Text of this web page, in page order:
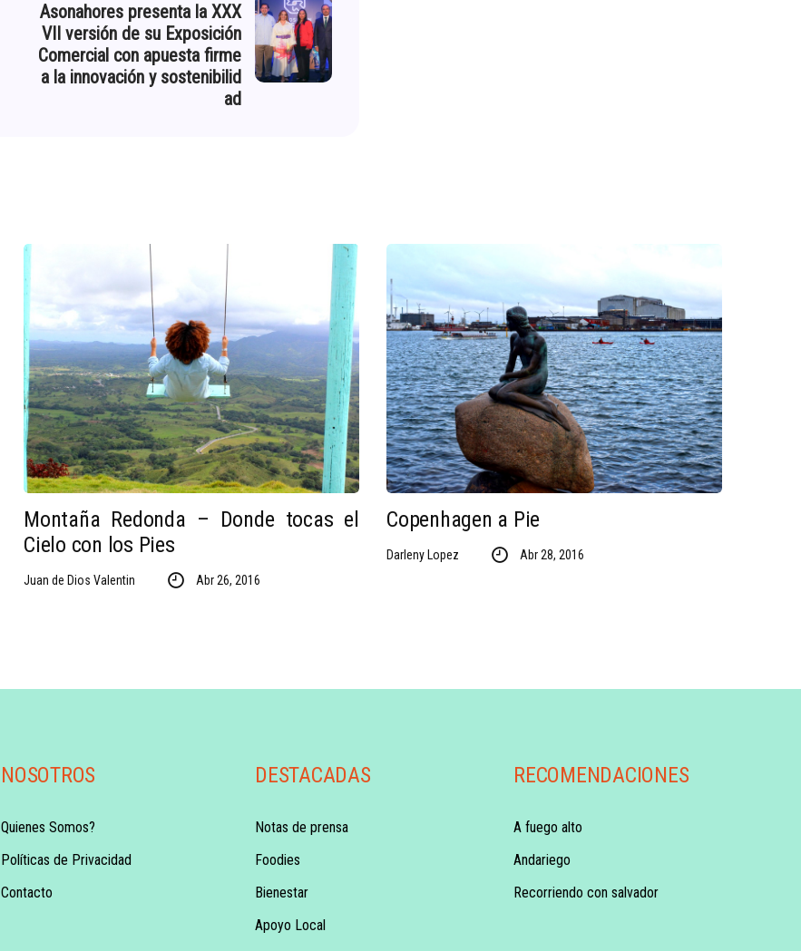
Asonahores presenta la XXX
VII versión de su Exposición
Comercial con apuesta firme
a la innovación y sostenibilid
ad
Montaña Redonda – Donde tocas el
Cielo con los Pies
Juan de Dios Valentin Abr 26, 2016
Copenhagen a Pie
Darleny Lopez Abr 28, 2016
NOSOTROS
Quienes Somos?
Políticas de Privacidad
Contacto
DESTACADAS
Notas de prensa
Foodies
Bienestar
Apoyo Local
RECOMENDACIONES
A fuego alto
Andariego
Recorriendo con salvador